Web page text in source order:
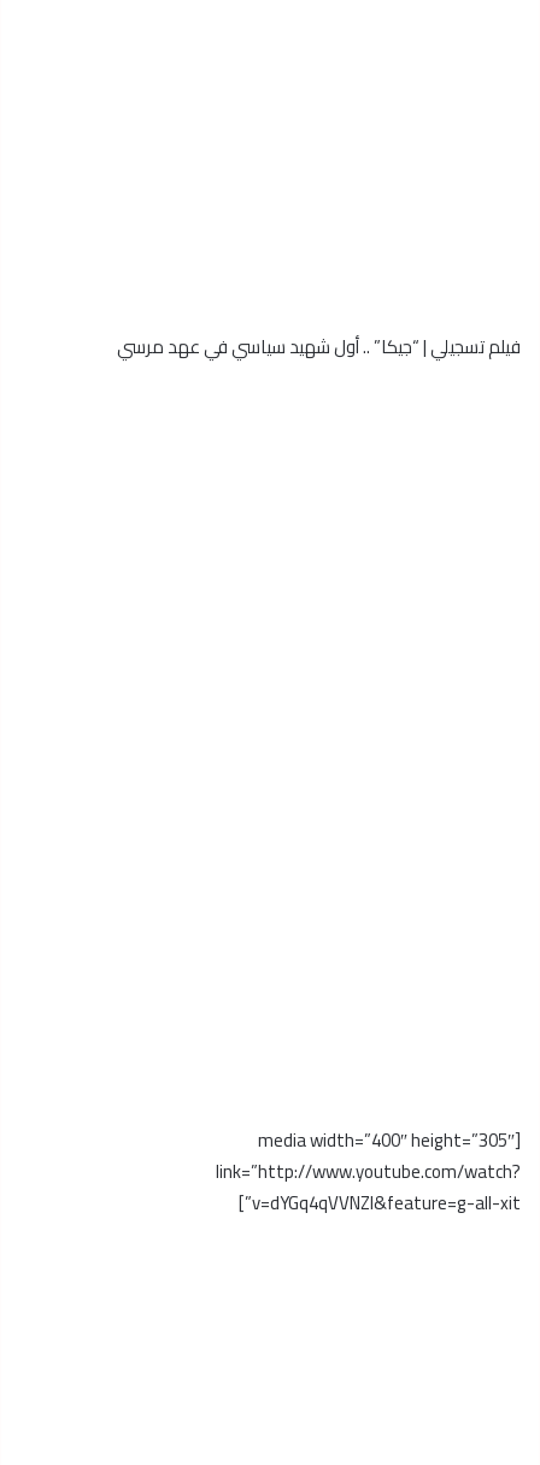
فيلم تسجيلي | “جيكا” .. أول شهيد سياسي في عهد مرسي
[media width=”400″ height=”305″
link=”http://www.youtube.com/watch?
v=dYGq4qVVNZI&feature=g-all-xit”]